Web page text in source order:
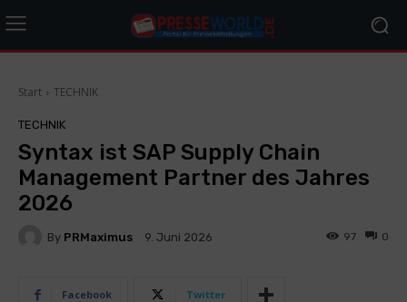
Start TECHNIK
TECHNIK
Syntax ist SAP Supply Chain
Management Partner des Jahres
2026
By PRMaximus 9. Juni 2026 0
97
Facebook Twitter